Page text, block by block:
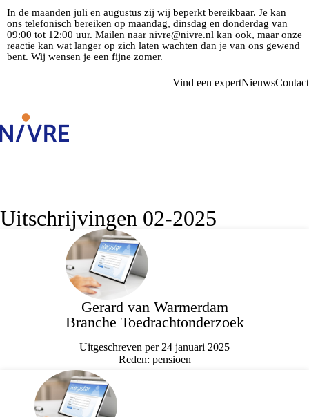
In de maanden juli en augustus zij wij beperkt bereikbaar. Je kan
ons telefonisch bereiken op maandag, dinsdag en donderdag van
09:00 tot 12:00 uur. Mailen naar nivre@nivre.nl kan ook, maar onze
reactie kan wat langer op zich laten wachten dan je van ons gewend
bent. Wij wensen je een fijne zomer.
Vind een expertNieuwsContact
Uitschrijvingen 02-2025
Gerard van Warmerdam
Branche Toedrachtonderzoek
Uitgeschreven per 24 januari 2025
Reden: pensioen